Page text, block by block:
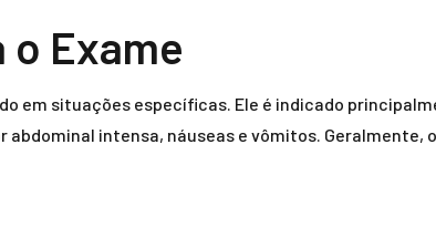
o Exame
em situações específicas. Ele é indicado
intensa, náuseas e vômitos. Geralmente,